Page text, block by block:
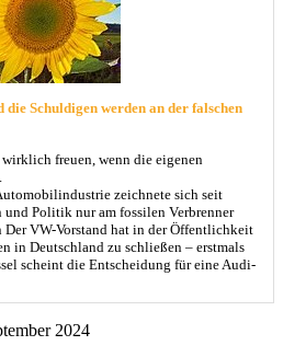
Schuldigen werden an der falschen
freuen, wenn die eigenen
zeichnete sich seit
und Politik nur am fossilen Verbrenner
VW-Vorstand hat in der Öffentlichkeit
in Deutschland zu schließen – erstmals
scheint die Entscheidung für eine Audi-
2024